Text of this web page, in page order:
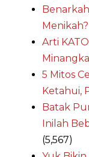
Arti
5 Mitos
Ketahui,
Batak
Inilah
(5,567)